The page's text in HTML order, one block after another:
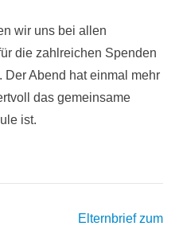
wir uns bei allen
die zahlreichen Spenden
Abend hat einmal mehr
das gemeinsame
ist.
Elternbrief zum